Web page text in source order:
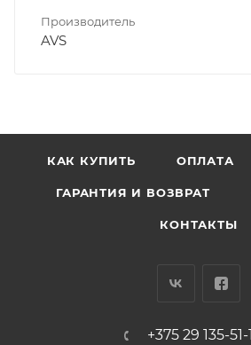
Производитель
AVS
КАК КУПИТЬ ОПЛАТА
ГАРАНТИЯ И ВОЗВРАТ
КОНТАКТЫ
+375 29 135-51-